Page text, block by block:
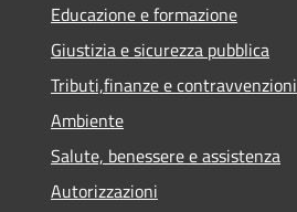
Educazione e formazione
Giustizia e sicurezza pubblica
Tributi,finanze e contravvenzioni
Ambiente
Salute, benessere e assistenza
Autorizzazioni